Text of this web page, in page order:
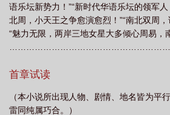
笔趣阁无错版 华娱之2000无错版 华娱之2000
版 叫我导演 华娱之2000TXT 华娱之2000
2002 华娱之2000百科 华娱之2000txt百度
之2000女主 华娱之2000TXT精校版百度 华娱
语乐坛新势力！”“新时代华语乐坛的领军
北周，小天王之争愈演愈烈！”“南北双周
“魅力无限，两岸三地女星大多倾心周易，
切磋完球技的周易看着手头上这几份由经
周董上对抗了？
首章试读
（本小说所出现人物、剧情、地名皆为平
雷同纯属巧合。）